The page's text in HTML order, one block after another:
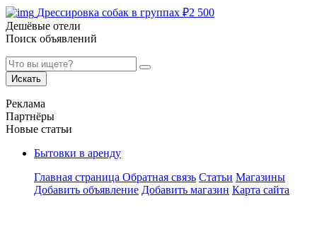
Дрессировка собак в группах ₽2 500
Дешёвые отели
Поиск объявлений
Искать
Реклама
Партнёры
Новые статьи
Бытовки в аренду
Главная страница Обратная связь Статьи Магазины
Добавить объявление Добавить магазин Карта сайта